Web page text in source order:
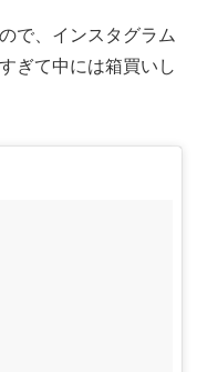
で、インスタグラム
ぎて中には箱買いし